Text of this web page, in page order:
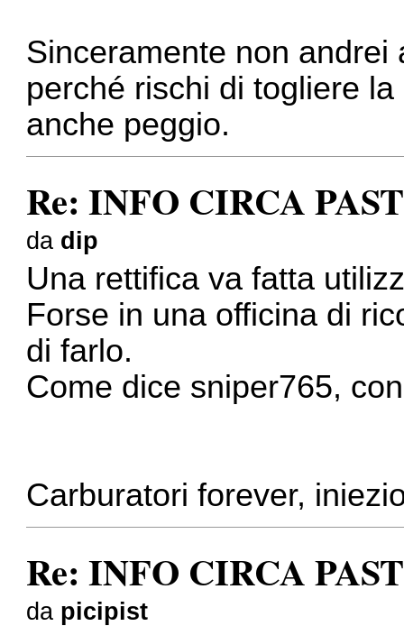
Sinceramente non
perché rischi di togliere
anche peggio.
Re: INFO CIRCA
da dip
Una rettifica va fatta
Forse in una officina di
di farlo.
Come dice sniper765,
Carburatori forever,
Re: INFO CIRCA
da picipist